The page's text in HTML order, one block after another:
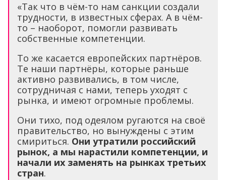
«Так что в чём-то нам санкции создали
трудности, в известных сферах. А в чём-
то – наоборот, помогли развивать
собственные компетенции.
То же касается европейских партнёров.
Те наши партнёры, которые раньше
активно развивались, в том числе,
сотрудничая с нами, теперь уходят с
рынка, и имеют огромные проблемы.
Они тихо, под одеялом ругаются на своё
правительство, но вынуждены с этим
смириться. Они утратили российский
рынок, а мы нарастили компетенции, и
начали их заменять на рынках третьих
стран.